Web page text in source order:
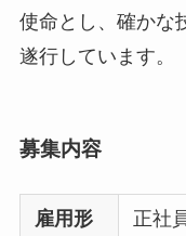
使命とし、確かな
遂行しています。
募集内容
雇用形
正社